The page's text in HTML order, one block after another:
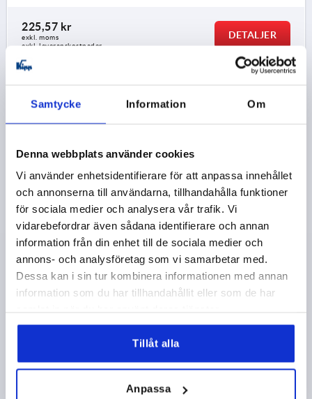
Samtycke Information Om
Denna webbplats använder cookies
Vi använder enhetsidentifierare för att anpassa innehållet
och annonserna till användarna, tillhandahålla funktioner
för sociala medier och analysera vår trafik. Vi
vidarebefordrar även sådana identifierare och annan
information från din enhet till de sociala medier och
annons- och analysföretag som vi samarbetar med.
Dessa kan i sin tur kombinera informationen med annan
information som du har tillhandahållit eller som de har
Tillåt alla
Anpassa
225,57 kr
exkl. moms
exkl. leveranskostnader
DETALJER
SPÄNNSPAK PLATT ST.2 M12, A=127, FORM:15°, STÅL,
GÄNGA=M12 GÄNGDJUP=21
FORM=15°
HANDTAGSLÄNGD=127
A2=15 D=19 D1=41
D2=30
D3=12
H=22 H1=2 H2=13,5 H3=26
H4=38
ANTAL TÄNDER =30
exkl. moms
exkl. leveranskostnader
DETALJER